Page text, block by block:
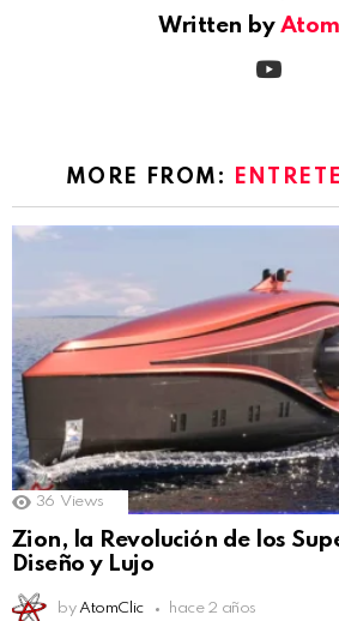
Written by
MORE FROM:
36 Views
Zion, la Revolución de los
Diseño y Lujo
by AtomClic hace 2 años